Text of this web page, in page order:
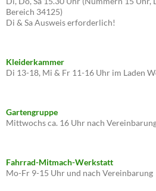
Bereich 34125)
Di & Sa Ausweis erforderlich!
Kleiderkammer
Di 13-18, Mi & Fr 11-16 Uhr im Laden
Gartengruppe
Mittwochs ca. 16 Uhr nach
Fahrrad-Mitmach-Werkstatt
Mo-Fr 9-15 Uhr und nach Vereinbarung